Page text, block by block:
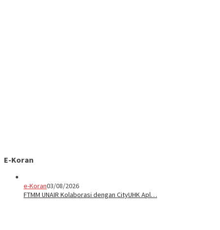
E-Koran
e-Koran03/08/2026
FTMM UNAIR Kolaborasi dengan CityUHK Apl…